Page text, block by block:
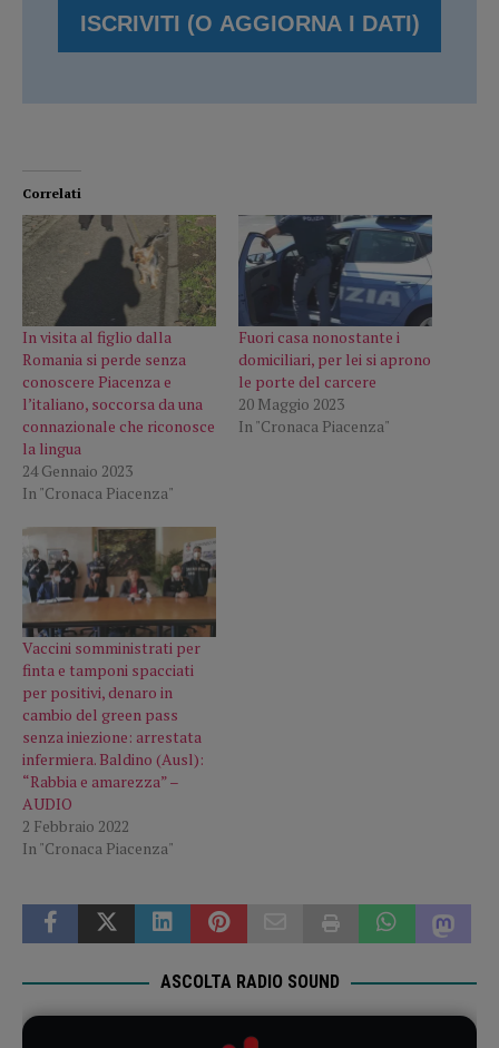
Correlati
In visita al figlio dalla
Romania si perde senza
conoscere Piacenza e
l’italiano, soccorsa da una
connazionale che riconosce
la lingua
24 Gennaio 2023
In "Cronaca Piacenza"
Fuori casa nonostante i
domiciliari, per lei si aprono
le porte del carcere
20 Maggio 2023
In "Cronaca Piacenza"
Vaccini somministrati per
finta e tamponi spacciati
per positivi, denaro in
cambio del green pass
senza iniezione: arrestata
infermiera. Baldino (Ausl):
“Rabbia e amarezza” –
AUDIO
2 Febbraio 2022
In "Cronaca Piacenza"
ASCOLTA RADIO SOUND